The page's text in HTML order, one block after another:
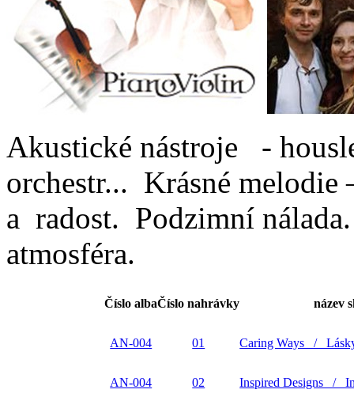
Akustické nástroje -
orchestr... Krásné melodie
a radost. Podzimní
atmosféra.
Číslo albaČíslo nahrávky název
AN-004 01 Caring Ways /
AN-004 02 Inspired Designs /